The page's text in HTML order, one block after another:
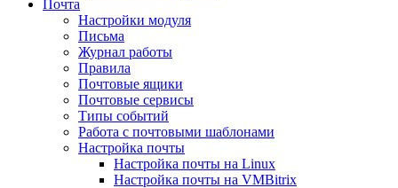
Почта
Настройки модуля
Письма
Журнал работы
Правила
Почтовые ящики
Почтовые сервисы
Типы событий
Работа с почтовыми шаблонами
Настройка почты
Настройка почты на Linux
Настройка почты на VMBitrix